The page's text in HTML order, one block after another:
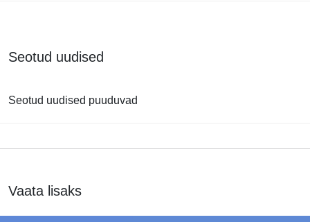
Seotud uudised
Seotud uudised puuduvad
Vaata lisaks